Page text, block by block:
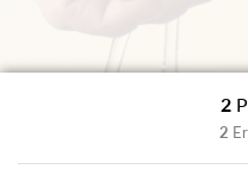
2
2